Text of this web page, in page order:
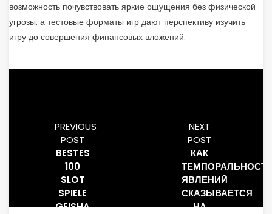
возможность почувствовать яркие ощущения без физической
угрозы, а тестовые форматы игр дают перспективу изучить
игру до совершения финансовых вложений.
PREVIOUS
POST
BESTES
100
SLOT
SPIELE
GEISHA
NEXT
POST
КАК
ЯВЛЕНИЙ
СКАЗЫВАЕТСЯ
НА